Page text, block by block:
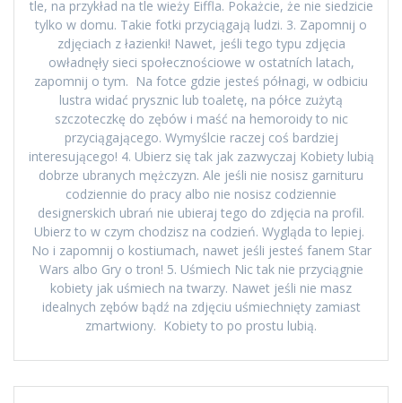
tle, na przykład na tle wieży Eiffla. Pokażcie, że nie siedzicie
tylko w domu. Takie fotki przyciągają ludzi. 3. Zapomnij o
zdjęciach z łazienki! Nawet, jeśli tego typu zdjęcia
owładnęły sieci społecznościowe w ostatních latach,
zapomnij o tym. Na fotce gdzie jesteś półnagi, w odbiciu
lustra widać prysznic lub toaletę, na półce zużytą
szczoteczkę do zębów i maść na hemoroidy to nic
przyciągającego. Wymyślcie raczej coś bardziej
interesującego! 4. Ubierz się tak jak zazwyczaj Kobiety lubią
dobrze ubranych mężczyzn. Ale jeśli nie nosisz garnituru
codziennie do pracy albo nie nosisz codziennie
designerskich ubrań nie ubieraj tego do zdjęcia na profil.
Ubierz to w czym chodzisz na codzień. Wygląda to lepiej.
No i zapomnij o kostiumach, nawet jeśli jesteś fanem Star
Wars albo Gry o tron! 5. Uśmiech Nic tak nie przyciągnie
kobiety jak uśmiech na twarzy. Nawet jeśli nie masz
idealnych zębów bądź na zdjęciu uśmiechnięty zamiast
zmartwiony. Kobiety to po prostu lubią.